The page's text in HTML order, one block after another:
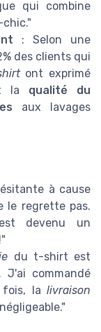
qui combine
: Selon une
des clients qui
ont exprimé
la qualité du
aux lavages
à cause
le regrette pas.
devenu un
du t-shirt est
J'ai commandé
fois, la livraison